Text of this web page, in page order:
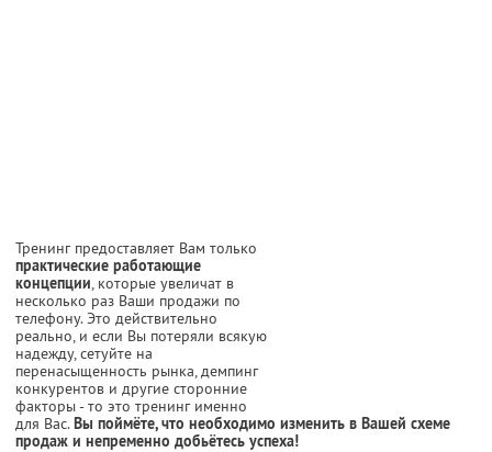
Тренинг предоставляет Вам только
практические работающие
концепции, которые увеличат в
несколько раз Ваши продажи по
телефону. Это действительно
реально, и если Вы потеряли всякую
надежду, сетуйте на
перенасыщенность рынка, демпинг
конкурентов и другие сторонние
факторы - то это тренинг именно
для Вас.Вы поймёте, что необходимо изменить в Вашей схеме
продаж и непременно добьётесь успеха!